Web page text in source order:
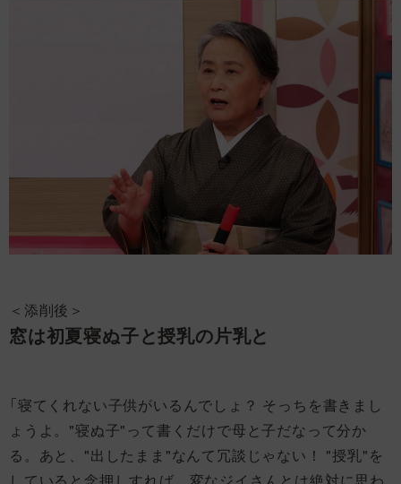
＜添削後＞
窓は初夏寝ぬ子と授乳の片乳と
「寝てくれない子供がいるんでしょ？ そっちを書きまし
ょうよ。"寝ぬ子"って書くだけで母と子だなって分か
る。あと、"出したまま"なんて冗談じゃない！ "授乳"を